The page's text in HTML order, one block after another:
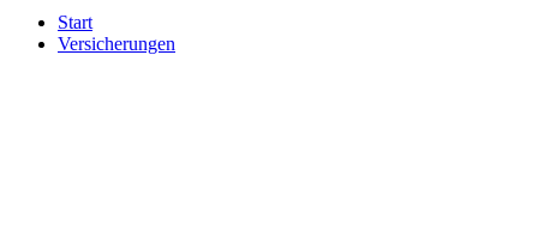
Start
Versicherungen